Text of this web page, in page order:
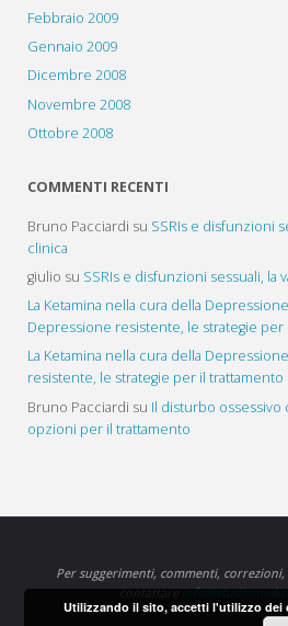
Febbraio 2009
Gennaio 2009
Dicembre 2008
Novembre 2008
Ottobre 2008
COMMENTI RECENTI
Bruno Pacciardi su SSRIs e disfunzioni
clinica
giulio su SSRIs e disfunzioni sessuali, la
La Ketamina nella cura della
Depressione resistente, le strategie per
La Ketamina nella cura della Depressione
resistente, le strategie per il trattamento
Bruno Pacciardi su Il disturbo
opzioni per il trattamento
Per suggerimenti, commenti,
contattare
Utilizzando il sito, accetti l'utilizzo dei